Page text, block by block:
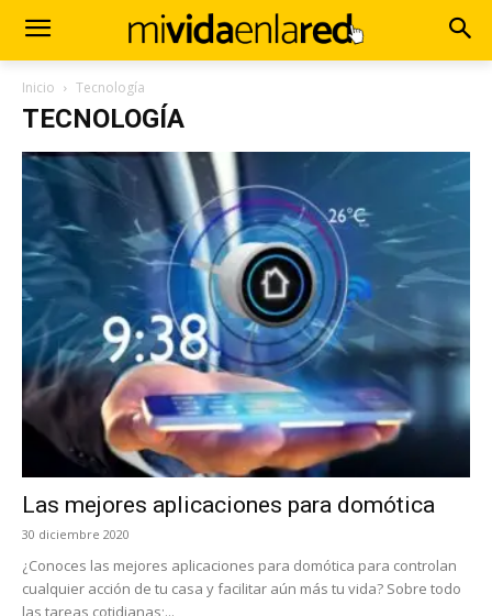
Inicio Tecnología
TECNOLOGÍA
Las mejores aplicaciones para domótica
30 diciembre 2020
¿Conoces las mejores aplicaciones para domótica para controlan
cualquier acción de tu casa y facilitar aún más tu vida? Sobre todo
las tareas cotidianas;...